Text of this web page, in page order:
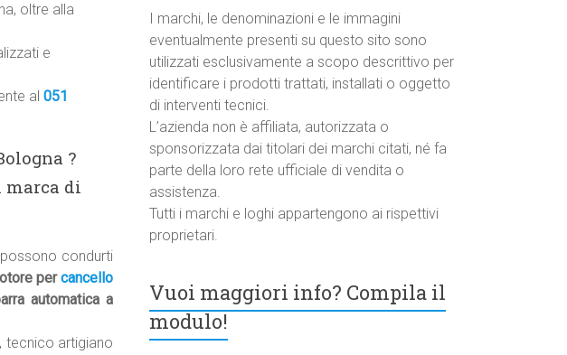
oltre alla
e
al 051
?
marca di
condurti
percancello
automatica a
, tecnico artigiano
I marchi, le denominazioni e le immagini
eventualmente presenti su questo sito sono
utilizzati esclusivamente a scopo descrittivo per
identificare i prodotti trattati, installati o oggetto
di interventi tecnici.
L’azienda non è affiliata, autorizzata o
sponsorizzata dai titolari dei marchi citati, né fa
parte della loro rete ufficiale di vendita o
assistenza.
Tutti i marchi e loghi appartengono ai rispettivi
proprietari.
Vuoi maggiori info? Compila il
modulo!